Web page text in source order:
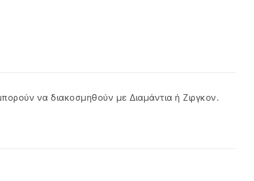
να διακοσμηθούν με Διαμάντια ή Ζιργκον.